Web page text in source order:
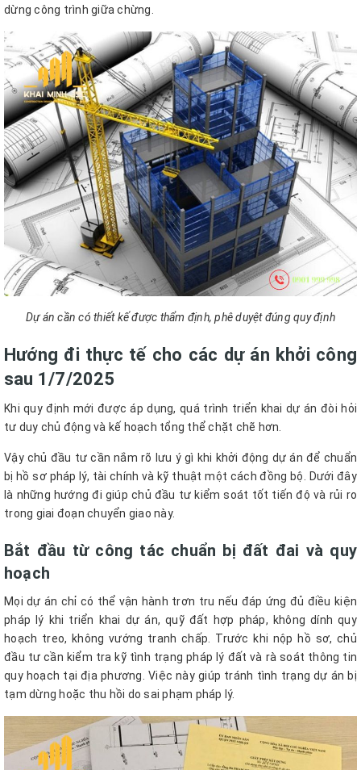
dừng công trình giữa chừng.
Dự án cần có thiết kế được thẩm định, phê duyệt đúng quy định
Hướng đi thực tế cho các dự án khởi công
sau 1/7/2025
Khi quy định mới được áp dụng, quá trình triển khai dự án đòi hỏi
tư duy chủ động và kế hoạch tổng thể chặt chẽ hơn.
Vậy chủ đầu tư cần nắm rõ lưu ý gì khi khởi động dự án để chuẩn
bị hồ sơ pháp lý, tài chính và kỹ thuật một cách đồng bộ. Dưới đây
là những hướng đi giúp chủ đầu tư kiểm soát tốt tiến độ và rủi ro
trong giai đoạn chuyển giao này.
Bắt đầu từ công tác chuẩn bị đất đai và quy
hoạch
Mọi dự án chỉ có thể vận hành trơn tru nếu đáp ứng đủ điều kiện
pháp lý khi triển khai dự án, quỹ đất hợp pháp, không dính quy
hoạch treo, không vướng tranh chấp. Trước khi nộp hồ sơ, chủ
đầu tư cần kiểm tra kỹ tình trạng pháp lý đất và rà soát thông tin
quy hoạch tại địa phương. Việc này giúp tránh tình trạng dự án bị
tạm dừng hoặc thu hồi do sai phạm pháp lý.